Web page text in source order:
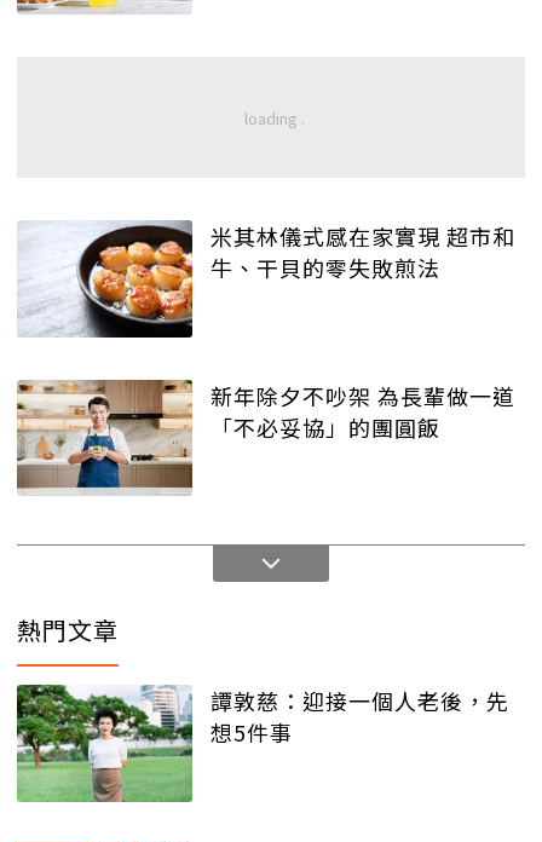
米其林儀式感在家實現 超市和
牛、干貝的零失敗煎法
新年除夕不吵架 為長輩做一道
「不必妥協」的團圓飯
熱門文章
譚敦慈：迎接一個人老後，先
想5件事